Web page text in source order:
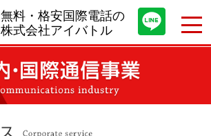
無料・格安国際電話の
株式会社アイバトル